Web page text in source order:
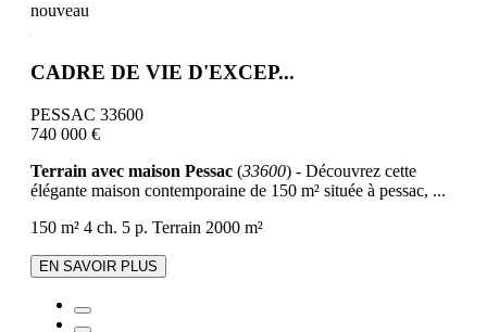
nouveau
CADRE DE VIE D'EXCEP...
PESSAC 33600
740 000 €
Terrain avec maison Pessac (33600) - Découvrez cette
élégante maison contemporaine de 150 m² située à pessac, ...
150 m² 4 ch. 5 p. Terrain 2000 m²
EN SAVOIR PLUS